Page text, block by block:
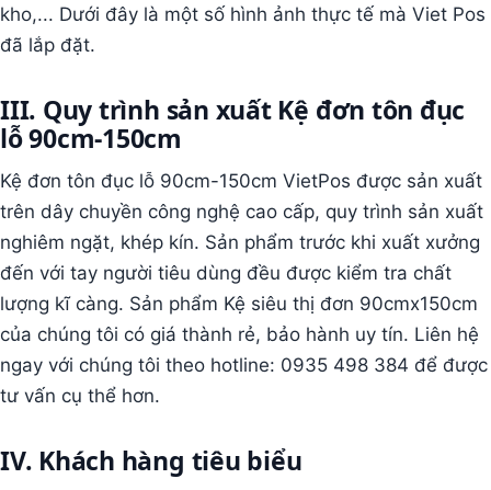
kho,... Dưới đây là một số hình ảnh thực tế mà Viet Pos
đã lắp đặt.
III. Quy trình sản xuất Kệ đơn tôn đục
lỗ 90cm-150cm
Kệ đơn tôn đục lỗ 90cm-150cm VietPos được sản xuất
trên dây chuyền công nghệ cao cấp, quy trình sản xuất
nghiêm ngặt, khép kín. Sản phẩm trước khi xuất xưởng
đến với tay người tiêu dùng đều được kiểm tra chất
lượng kĩ càng. Sản phẩm Kệ siêu thị đơn 90cmx150cm
của chúng tôi có giá thành rẻ, bảo hành uy tín. Liên hệ
ngay với chúng tôi theo hotline: 0935 498 384 để được
tư vấn cụ thể hơn.
IV. Khách hàng tiêu biểu